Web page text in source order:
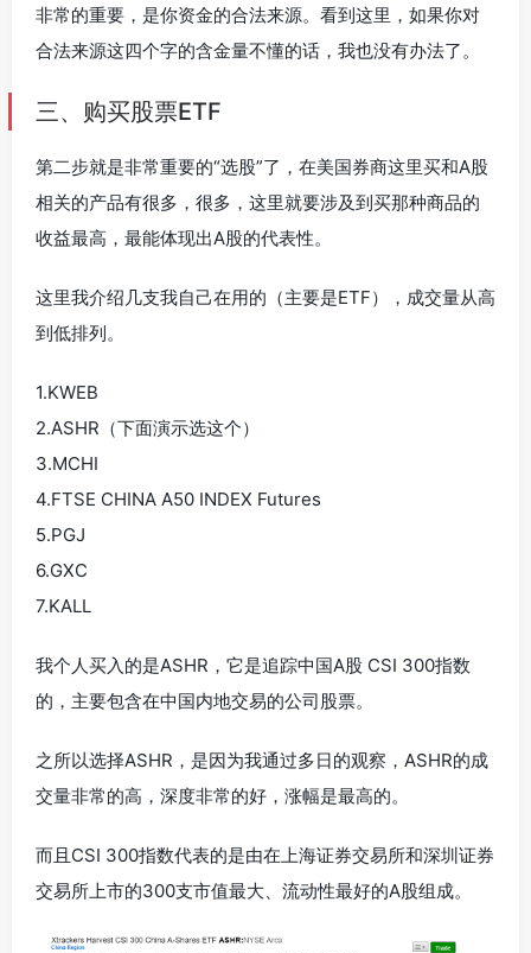
非常的重要，是你资金的合法来源。看到这里，如果你对
合法来源这四个字的含金量不懂的话，我也没有办法了。
三、购买股票ETF
第二步就是非常重要的“选股”了，在美国券商这里买和A股
相关的产品有很多，很多，这里就要涉及到买那种商品的
收益最高，最能体现出A股的代表性。
这里我介绍几支我自己在用的（主要是ETF），成交量从高
到低排列。
1.KWEB
2.ASHR（下面演示选这个）
3.MCHI
4.FTSE CHINA A50 INDEX Futures
5.PGJ
6.GXC
7.KALL
我个人买入的是ASHR，它是追踪中国A股 CSI 300指数
的，主要包含在中国内地交易的公司股票。
之所以选择ASHR，是因为我通过多日的观察，ASHR的成
交量非常的高，深度非常的好，涨幅是最高的。
而且CSI 300指数代表的是由在上海证券交易所和深圳证券
交易所上市的300支市值最大、流动性最好的A股组成。